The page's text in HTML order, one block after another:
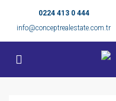
0224 413 0 444
info@conceptrealestate.com.tr